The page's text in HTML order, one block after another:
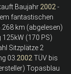
Baujahr2002-
fantastischen
km (abgelesen)
(170 PS)
Sitzplätze 2
03.2002TÜV bis
Topasblau